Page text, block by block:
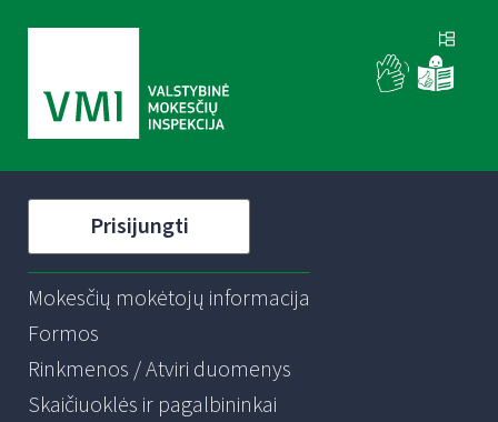
Prisijungti
Mokesčių mokėtojų informacija
Formos
Rinkmenos / Atviri duomenys
Skaičiuoklės ir pagalbininkai